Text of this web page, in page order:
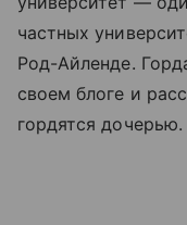
частных
Род-Айленде.
своем блоге и
гордятся дочерью.